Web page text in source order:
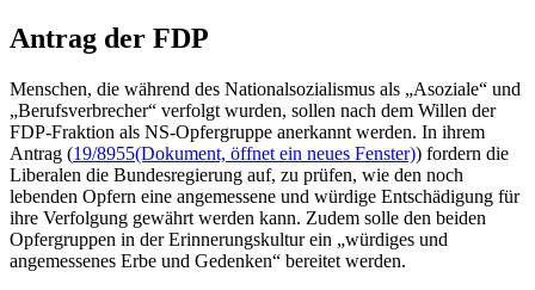
Antrag der FDP
Menschen, die während des Nationalsozialismus als „Asoziale“ und
„Berufsverbrecher“ verfolgt wurden, sollen nach dem Willen der
FDP-Fraktion als NS-Opfergruppe anerkannt werden. In ihrem
Antrag (19/8955(Dokument, öffnet ein neues Fenster)) fordern die
Liberalen die Bundesregierung auf, zu prüfen, wie den noch
lebenden Opfern eine angemessene und würdige Entschädigung für
ihre Verfolgung gewährt werden kann. Zudem solle den beiden
Opfergruppen in der Erinnerungskultur ein „würdiges und
angemessenes Erbe und Gedenken“ bereitet werden.